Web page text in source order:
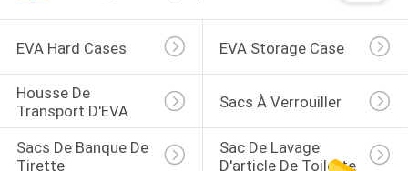
EVA Hard Cases EVA Storage Case
Housse De
Transport D'EVA
Sacs À Verrouiller
Sacs De Banque De
Tirette
Sac De Lavage
D'article De Toilette